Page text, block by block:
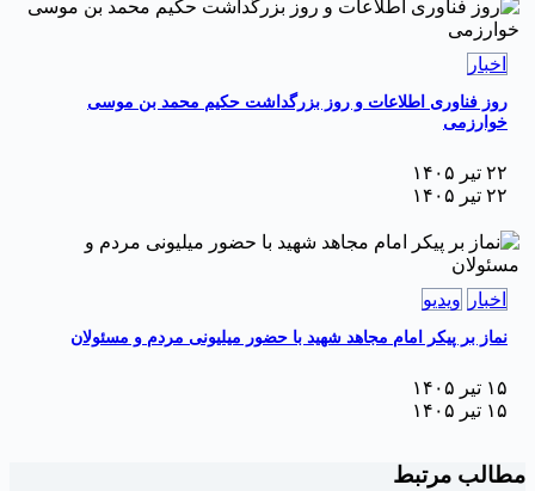
اخبار
روز فناوری اطلاعات و روز بزرگداشت حکیم محمد بن موسی
خوارزمی
۲۲ تیر ۱۴۰۵
۲۲ تیر ۱۴۰۵
اخبار ویدیو
نماز بر پیکر امام مجاهد شهید با حضور میلیونی مردم و مسئولان
۱۵ تیر ۱۴۰۵
۱۵ تیر ۱۴۰۵
مرتبط